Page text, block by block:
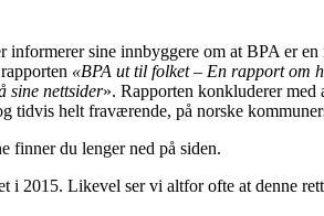
Independent Living-fond
informerer sine innbyggere om at BPA er
«BPA ut til folket – En rapport om
sine nettsider». Rapporten konkluderer
tidvis helt fraværende, på norske
finner du lenger ned på siden.
i 2015. Likevel ser vi altfor ofte at denne